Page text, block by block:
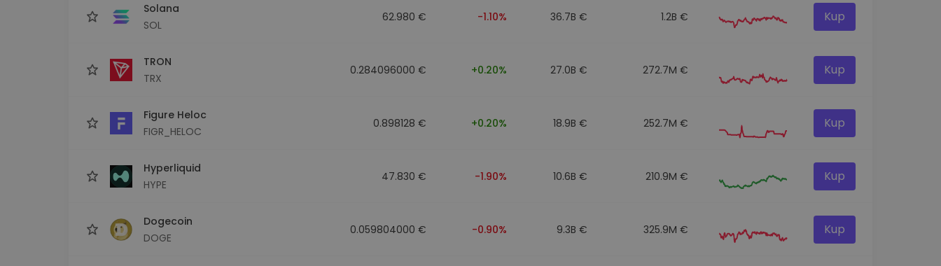
Solana
SOL
62.980 € -1.10% 36.7B € 1.2B € Kup
TRON
TRX
0.284096000 € +0.20% 27.0B € 272.7M € Kup
Figure Heloc
FIGR_HELOC
0.898128 € +0.20% 18.9B € 252.7M € Kup
Hyperliquid
HYPE
47.830 € -1.90% 10.6B € 210.9M € Kup
Dogecoin
DOGE
0.059804000 € -0.90% 9.3B € 325.9M € Kup